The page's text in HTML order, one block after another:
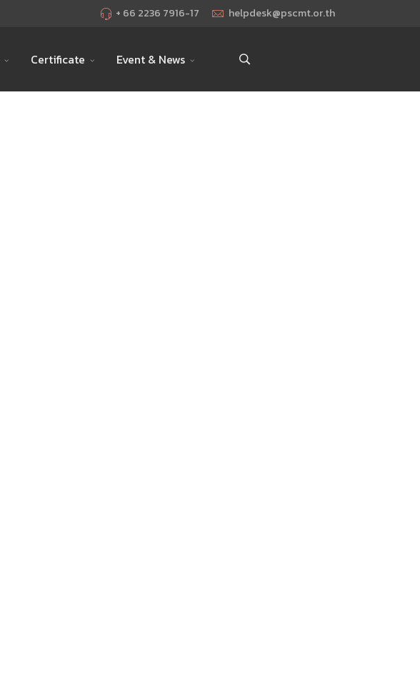
+ 66 2236 7916-17 helpdesk@pscmt.or.th
Certificate Event & News